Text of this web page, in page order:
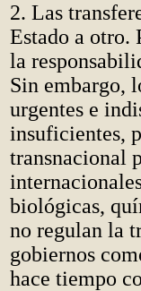
2. Las
Estado a otro.
la
Sin embargo,
urgentes e
insuficientes,
transnacional
biológicas,
no regulan la
gobiernos
hace tiempo